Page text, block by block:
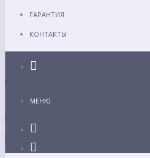
ГАРАНТИЯ
КОНТАКТЫ
МЕНЮ